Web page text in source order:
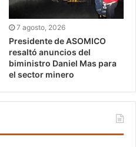
7 agosto, 2026
Presidente de ASOMICO
resaltó anuncios del
biministro Daniel Mas para
el sector minero